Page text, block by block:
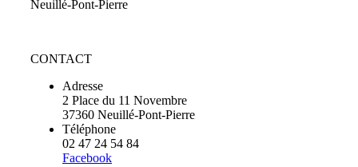
Neuillé-Pont-Pierre
CONTACT
Adresse
2 Place du 11 Novembre
37360 Neuillé-Pont-Pierre
Téléphone
02 47 24 54 84
Facebook